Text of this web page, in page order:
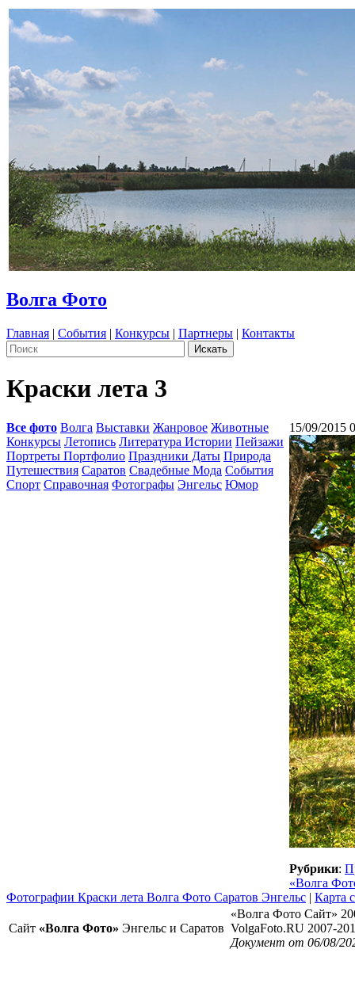
Волга Фото
Главная | События | Конкурсы | Партнеры | Контакты
Краски лета 3
Все фото Волга Выставки Жанровое Животные
Конкурсы Летопись Литература Истории Пейзажи
Портреты Портфолио Праздники Даты Природа
Путешествия Саратов Свадебные Мода События
Спорт Справочная Фотографы Энгельс Юмор
15/09/2015
Рубрики:
«Волга
Фотографии Краски лета Волга Фото Саратов Энгельс | Карта
Сайт «Волга Фото» Энгельс и Саратов
«Волга Фото Сайт»
VolgaFoto.RU 2007-
Документ от 06/08/